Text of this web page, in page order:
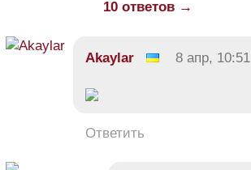
10 ответов →
Akaylar 8 апр, 10:51
Ответить